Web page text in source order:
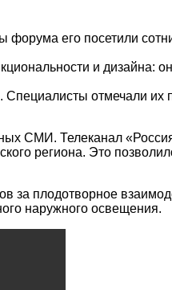
его посетили
и дизайна:
отмечали
СМИ. Телеканал
региона. Это
плодотворное
наружного освещения.